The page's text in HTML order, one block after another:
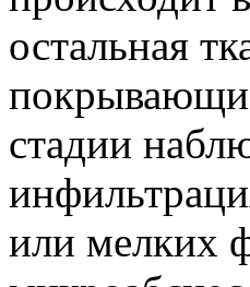
остальная
стадии
или мелких